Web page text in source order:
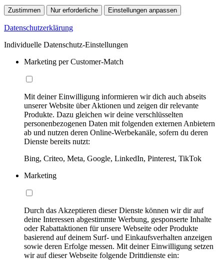
Zustimmen Nur erforderliche Einstellungen anpassen
Datenschutzerklärung
Individuelle Datenschutz-Einstellungen
Marketing per Customer-Match
Mit deiner Einwilligung informieren wir dich auch abseits
unserer Website über Aktionen und zeigen dir relevante
Produkte. Dazu gleichen wir deine verschlüsselten
personenbezogenen Daten mit folgenden externen Anbietern
ab und nutzen deren Online-Werbekanäle, sofern du deren
Dienste bereits nutzt:
Bing, Criteo, Meta, Google, LinkedIn, Pinterest, TikTok
Marketing
Durch das Akzeptieren dieser Dienste können wir dir auf
deine Interessen abgestimmte Werbung, gesponserte Inhalte
oder Rabattaktionen für unsere Webseite oder Produkte
basierend auf deinem Surf- und Einkaufsverhalten anzeigen
sowie deren Erfolge messen. Mit deiner Einwilligung setzen
wir auf dieser Webseite folgende Drittdienste ein: